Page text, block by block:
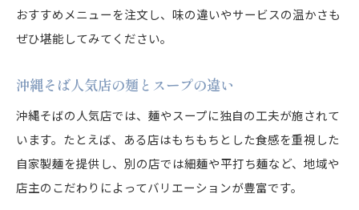
おすすめメニューを注文し、味の違いやサービスの温かさも
ぜひ堪能してみてください。
沖縄そば人気店の麺とスープの違い
沖縄そばの人気店では、麺やスープに独自の工夫が施されて
います。たとえば、ある店はもちもちとした食感を重視した
自家製麺を提供し、別の店では細麺や平打ち麺など、地域や
店主のこだわりによってバリエーションが豊富です。